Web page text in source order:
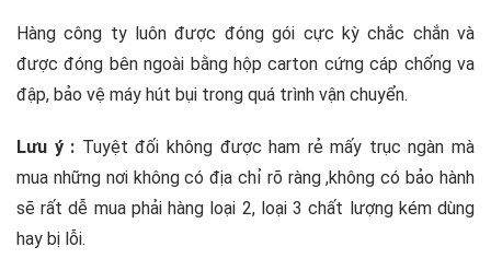
Hàng công ty luôn được đóng gói cực kỳ chắc chắn và
được đóng bên ngoài bằng hộp carton cứng cáp chống va
đập, bảo vệ máy hút bụi trong quá trình vận chuyển.
Lưu ý : Tuyệt đối không được ham rẻ mấy trục ngàn mà
mua những nơi không có địa chỉ rõ ràng ,không có bảo hành
sẽ rất dễ mua phải hàng loại 2, loại 3 chất lượng kém dùng
hay bị lỗi.